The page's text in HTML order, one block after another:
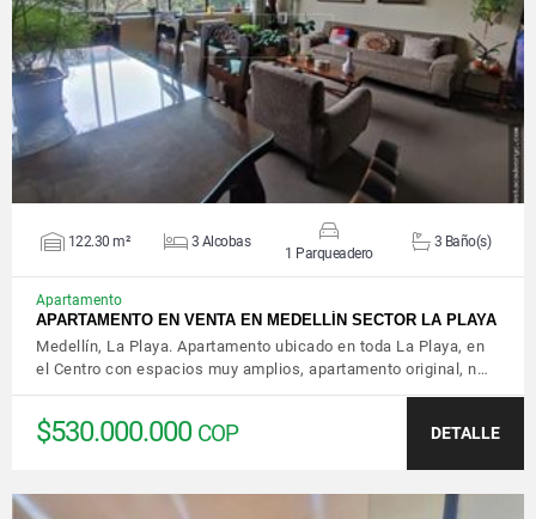
VER DETALLES
122.30 m² 3 Alcobas
1 Parqueadero
3 Baño(s)
Apartamento
APARTAMENTO EN VENTA EN MEDELLÍN SECTOR LA PLAYA
Medellín, La Playa. Apartamento ubicado en toda La Playa, en
el Centro con espacios muy amplios, apartamento original, n…
$530.000.000 COP DETALLE